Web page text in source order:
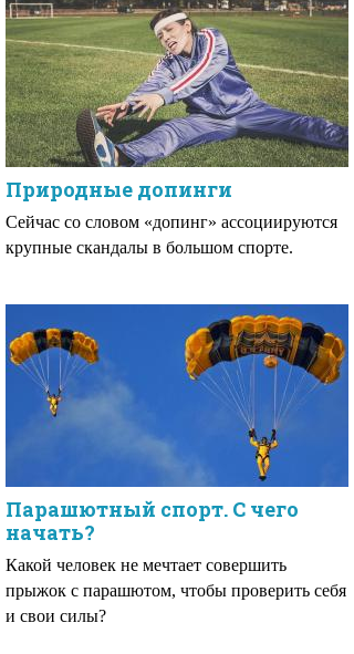
Природные допинги
Сейчас со словом «допинг» ассоциируются
крупные скандалы в большом спорте.
Парашютный спорт. С чего
начать?
Какой человек не мечтает совершить
прыжок с парашютом, чтобы проверить себя
и свои силы?